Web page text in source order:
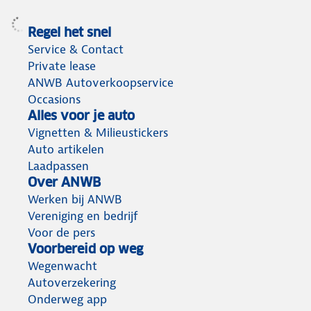
Regel het snel
Service & Contact
Private lease
ANWB Autoverkoopservice
Occasions
Alles voor je auto
Vignetten & Milieustickers
Auto artikelen
Laadpassen
Over ANWB
Werken bij ANWB
Vereniging en bedrijf
Voor de pers
Voorbereid op weg
Wegenwacht
Autoverzekering
Onderweg app